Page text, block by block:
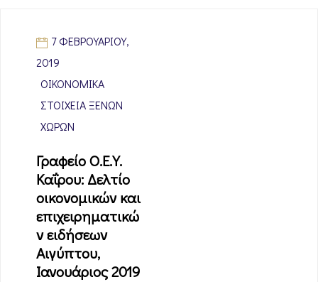
7 ΦΕΒΡΟΥΑΡΊΟΥ,
2019
ΟΙΚΟΝΟΜΙΚΆ
ΣΤΟΙΧΕΊΑ ΞΈΝΩΝ
ΧΩΡΏΝ
Γραφείο Ο.Ε.Υ.
Καΐρου: Δελτίο
οικονομικών και
επιχειρηματικώ
ν ειδήσεων
Αιγύπτου,
Ιανουάριος 2019